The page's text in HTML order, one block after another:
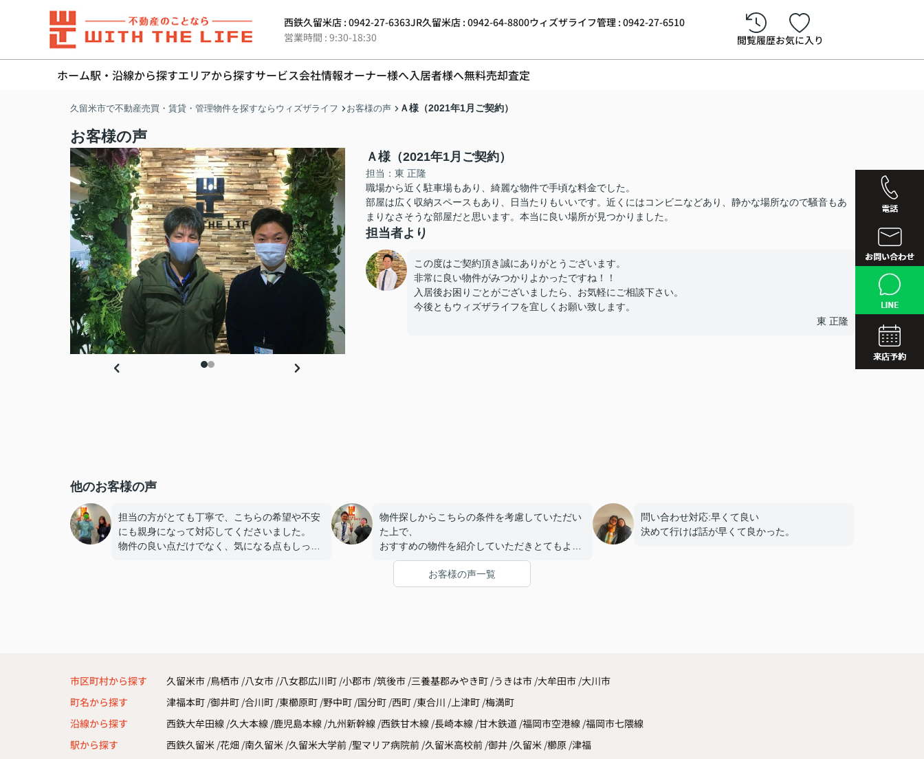
西鉄久留米店 : 0942-27-6363JR久留米店 : 0942-64-8800ウィズザライフ管理 : 0942-27-6510
営業時間 : 9:30-18:30
閲覧履歴お気に入り
ホーム駅・沿線から探すエリアから探すサービス会社情報オーナー様へ入居者様へ無料売却査定
西鉄久
JR久留
西鉄久
JR久留
久留米市で不動産売買・賃貸・管理物件を探すならウィズザライフ お客様の声 Ａ様（2021年1月ご契約）
お客様の声
Ａ様（2021年1月ご契約）
担当：東 正隆
職場から近く駐車場もあり、綺麗な物件で手頃な料金でした。
部屋は広く収納スペースもあり、日当たりもいいです。近くにはコンビニなどあり、静かな場所なので騒音もあ
まりなさそうな部屋だと思います。本当に良い場所が見つかりました。
担当者より
この度はご契約頂き誠にありがとうございます。
非常に良い物件がみつかりよかったですね！！
入居後お困りごとがございましたら、お気軽にご相談下さい。
今後ともウィズザライフを宜しくお願い致します。
東 正隆
他のお客様の声
担当の方がとても丁寧で、こちらの希望や不安
にも親身になって対応してくださいました。
物件の良い点だけでなく、気になる点もしっか
物件探しからこちらの条件を考慮していただい
た上で、
おすすめの物件を紹介していただきとてもよか
ったです。
問い合わせ対応:早くて良い
決めて行けば話が早くて良かった。
お客様の声一覧
市区町村から探す 久留米市 鳥栖市 八女市 八女郡広川町 小郡市 筑後市 三養基郡みやき町 うきは市 大牟田市 大川市
町名から探す
津福本町 御井町 合川町 東櫛原町 野中町 国分町 西町 東合川 上津町 梅満町
沿線から探す
西鉄大牟田線 久大本線 鹿児島本線 九州新幹線 西鉄甘木線 長崎本線 甘木鉄道 福岡市空港線 福岡市七隈線
駅から探す
西鉄久留米 花畑 南久留米 久留米大学前 聖マリア病院前 久留米高校前 御井 久留米 櫛原 津福